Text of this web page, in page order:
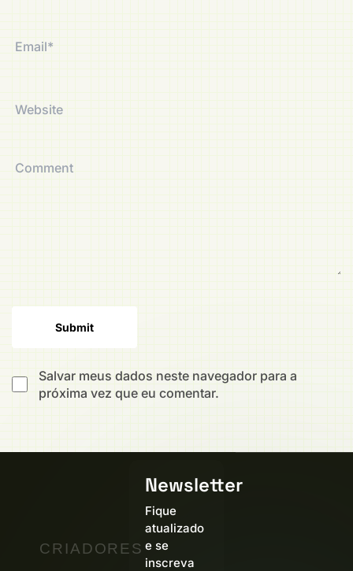
Salvar meus dados neste navegador para a
próxima vez que eu comentar.
CRIADORES
Newsletter
Fique
atualizado
e se
inscreva